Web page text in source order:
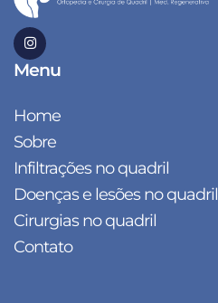
Menu
Home
Sobre
Infiltrações no quadril
Doenças e lesões no quadril
Cirurgias no quadril
Contato